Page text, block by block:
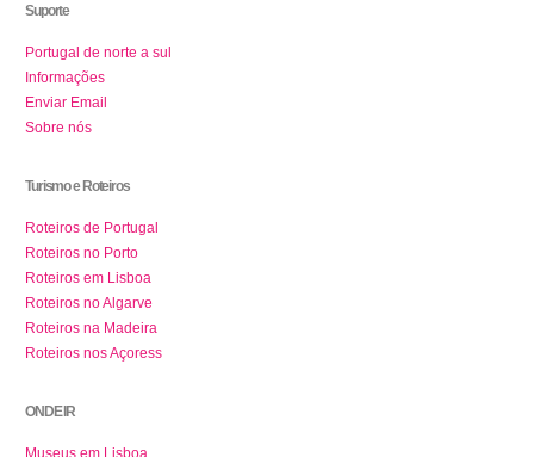
Suporte
Portugal de norte a sul
Informações
Enviar Email
Sobre nós
Turismo e Roteiros
Roteiros de Portugal
Roteiros no Porto
Roteiros em Lisboa
Roteiros no Algarve
Roteiros na Madeira
Roteiros nos Açoress
ONDE IR
Museus em Lisboa